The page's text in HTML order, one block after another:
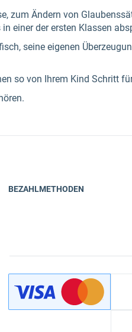
zum Ändern von
einer der ersten Klassen
seine eigenen
so von Ihrem Kind Schritt
BEZAHLMETHODEN